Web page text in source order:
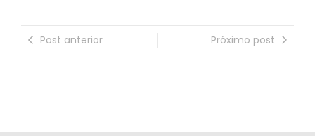
Post anterior Próximo post